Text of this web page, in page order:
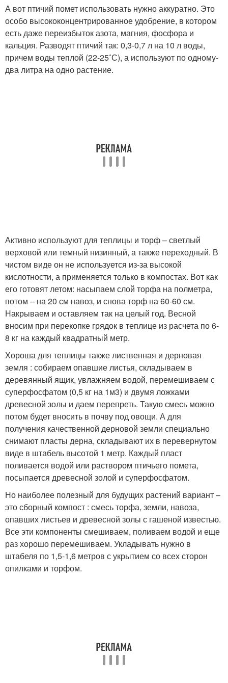
А вот птичий помет использовать нужно аккуратно. Это
особо высококонцентрированное удобрение, в котором
есть даже переизбыток азота, магния, фосфора и
кальция. Разводят птичий так: 0,3-0,7 л на 10 л воды,
причем воды теплой (22-25˚С), а используют по одному-
два литра на одно растение.
Активно используют для теплицы и торф – светлый
верховой или темный низинный, а также переходный. В
чистом виде он не используется из-за высокой
кислотности, а применяется только в компостах. Вот как
его готовят летом: насыпаем слой торфа на полметра,
потом – на 20 см навоз, и снова торф на 60-60 см.
Накрываем и оставляем так на целый год. Весной
вносим при перекопке грядок в теплице из расчета по 6-
8 кг на каждый квадратный метр.
Хороша для теплицы также лиственная и дерновая
земля : собираем опавшие листья, складываем в
деревянный ящик, увлажняем водой, перемешиваем с
суперфосфатом (0,5 кг на 1м3) и двумя ложками
древесной золы и даем перепреть. Такую смесь можно
потом будет вносить в почву под овощи. А для
получения качественной дерновой земли специально
снимают пласты дерна, складывают их в перевернутом
виде в штабель высотой 1 метр. Каждый пласт
поливается водой или раствором птичьего помета,
посыпается древесной золой и суперфосфатом.
Но наиболее полезный для будущих растений вариант –
это сборный компост : смесь торфа, земли, навоза,
опавших листьев и древесной золы с гашеной известью.
Все эти компоненты смешиваем, поливаем водой и еще
раз хорошо перемешиваем. Укладывать нужно в
штабеля по 1,5-1,6 метров с укрытием со всех сторон
опилками и торфом.